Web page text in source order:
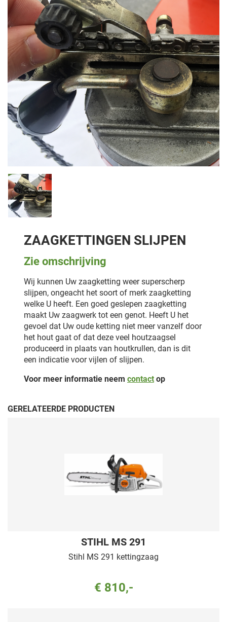
ZAAGKETTINGEN SLIJPEN
Zie omschrijving
Wij kunnen Uw zaagketting weer superscherp
slijpen, ongeacht het soort of merk zaagketting
welke U heeft. Een goed geslepen zaagketting
maakt Uw zaagwerk tot een genot. Heeft U het
gevoel dat Uw oude ketting niet meer vanzelf door
het hout gaat of dat deze veel houtzaagsel
produceerd in plaats van houtkrullen, dan is dit
een indicatie voor vijlen of slijpen.
Voor meer informatie neem contactop
GERELATEERDE PRODUCTEN
STIHL MS 291
Stihl MS 291 kettingzaag
€ 810,-